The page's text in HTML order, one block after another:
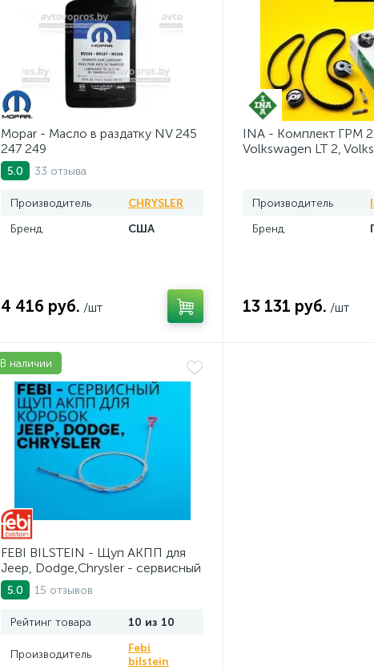
Mopar - Масло в раздатку NV 245
247 249
5.0 33 отзыва
Производитель
CHRYSLER
Бренд
США
4 416 руб. /шт
INA - Комплект ГРМ
Volkswagen LT 2,
Производитель
Бренд
13 131 руб. /шт
В наличии
FEBI BILSTEIN - Щуп АКПП для
Jeep, Dodge,Chrysler - сервисный
инструмент. AV10JDC
5.0 15 отзывов
Рейтинг товара 10 из 10
Производитель
Febi
bilstein